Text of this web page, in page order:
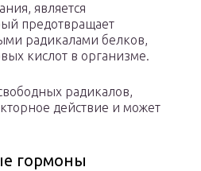
является
предотвращает
радикалами белков,
кислот в организме.
радикалов,
действие и может
гормоны